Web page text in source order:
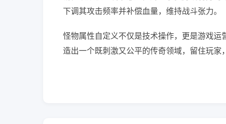
下调其攻击频率并补偿血量，维持战斗张力。
怪物属性自定义不仅是技术操作，更是游戏
造出一个既刺激又公平的传奇领域，留住玩家